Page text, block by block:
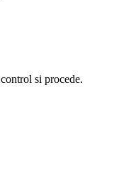
si procede.